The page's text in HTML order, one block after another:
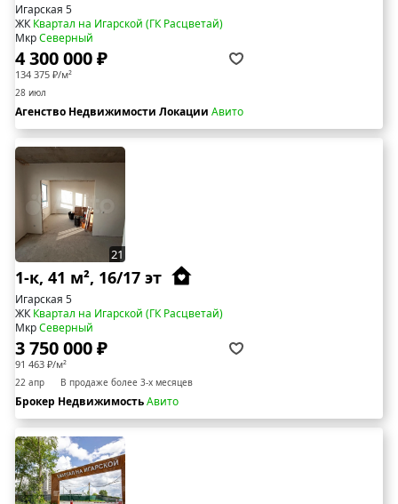
Игарская 5
ЖККвартал на Игарской (ГК Расцветай)
МкрСеверный
4 300 000 ₽
134 375 ₽/м²
28 июл
Агенство Недвижимости Локации Авито
21
1-к, 41 м², 16/17 эт
Игарская 5
ЖККвартал на Игарской (ГК Расцветай)
МкрСеверный
3 750 000 ₽
91 463 ₽/м²
22 апр В продаже более 3-х месяцев
Брокер НедвижимостьАвито